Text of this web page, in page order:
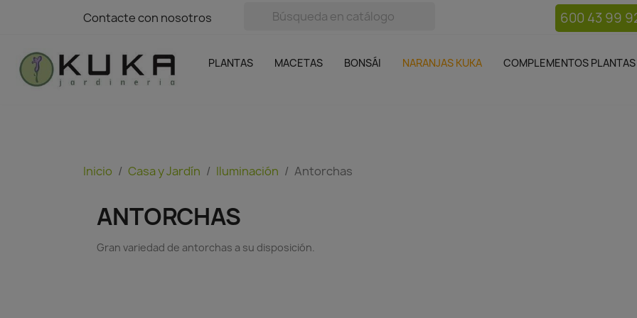
Contacte con nosotros
Contacte con nosotros 600 43 99
PLANTAS MACETAS BONSÁI NARANJAS KUKA COMPLEMENTOS PLANTAS
Complementos plantas
SIN GASTOS DE ENVÍO
Inicio Casa y Jardín Iluminación Antorchas
ANTORCHAS
Gran variedad de antorchas a su disposición.